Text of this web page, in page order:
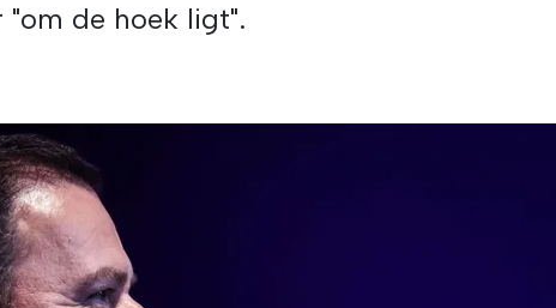
de hoek ligt".